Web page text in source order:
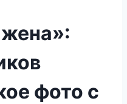
фото с